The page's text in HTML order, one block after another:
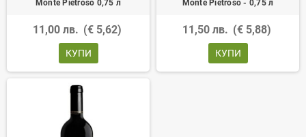
Monte Pietroso 0,75 л
11,00 лв. (€ 5,62)
КУПИ
Monte Pietroso - 0,75 л
11,50 лв. (€ 5,88)
КУПИ